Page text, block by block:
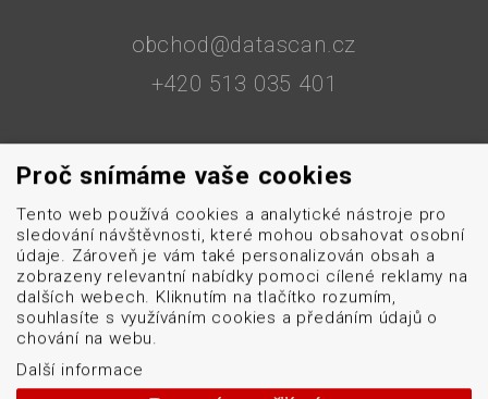
obchod@datascan.cz
+420 513 035 401
čárových kódů: snímače čárových kódů, tiskárny karet
a etiket, mobilní terminály, aplikátory etiket, systémy
strojového vidění, software, bezdrátové sítě, etikety a
barvicí pásky. Školíme a servisujeme. Mezi naši
specializaci patří: termotiskárny, bezdrátové čtečky
čárových kódů, tiskárny samolepicích štítků a etiket.
DATASCAN, s.r.o.
Proč snímáme vaše cookies
Tento web používá cookies a analytické nástroje pro
sledování návštěvnosti, které mohou obsahovat osobní
údaje. Zároveň je vám také personalizován obsah a
zobrazeny relevantní nabídky pomoci cílené reklamy na
dalších webech. Kliknutím na tlačítko rozumím,
souhlasíte s využíváním cookies a předáním údajů o
chování na webu.
Další informace